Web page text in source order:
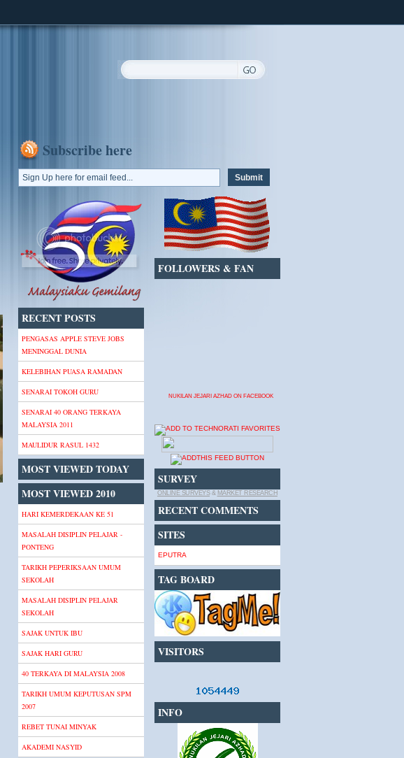
Subscribe here
RECENT POSTS
PENGASAS APPLE STEVE JOBS
MENINGGAL DUNIA
KELEBIHAN PUASA RAMADAN
SENARAI TOKOH GURU
SENARAI 40 ORANG TERKAYA
MALAYSIA 2011
MAULIDUR RASUL 1432
MOST VIEWED TODAY
MOST VIEWED 2010
HARI KEMERDEKAAN KE 51
MASALAH DISIPLIN PELAJAR -
PONTENG
TARIKH PEPERIKSAAN UMUM
SEKOLAH
MASALAH DISIPLIN PELAJAR
SEKOLAH
SAJAK UNTUK IBU
SAJAK HARI GURU
40 TERKAYA DI MALAYSIA 2008
TARIKH UMUM KEPUTUSAN SPM
2007
REBET TUNAI MINYAK
AKADEMI NASYID
FOLLOWERS & FAN
NUKILAN JEJARI AZHAD ON FACEBOOK
SURVEY
ONLINE SURVEYS& MARKET RESEARCH
RECENT COMMENTS
SITES
EPUTRA
TAG BOARD
VISITORS
INFO